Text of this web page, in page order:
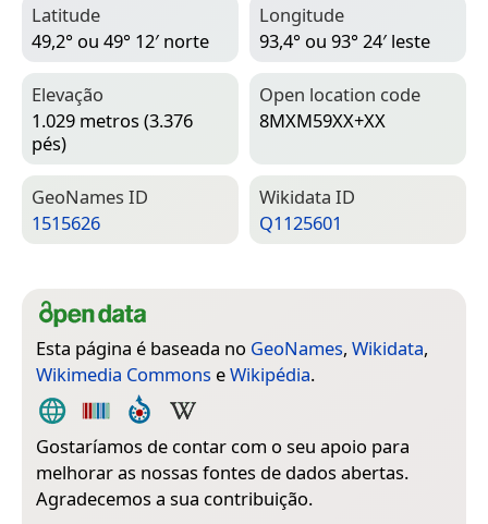
Latitude
49,2° ou 49° 12′ norte
Longitude
93,4° ou 93° 24′ leste
Elevação
1.029 metros (3.376
pés)
Open location code
8MXM59XX+XX
Geo­Names ID
1515626
Wiki­data ID
Q1125601
Esta página é baseada no GeoNames, Wikidata,
Wikimedia Commons eWikipédia.
Gostaríamos de contar com o seu apoio para
melhorar as nossas fontes de dados abertas.
Agradecemos a sua contribuição.